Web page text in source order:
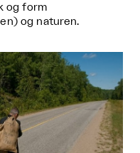
og form
og naturen.